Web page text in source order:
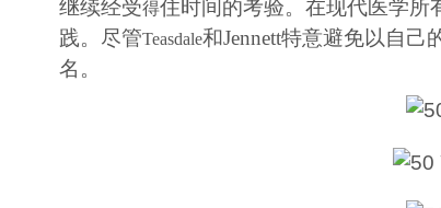
继续经受得住时间的考验。在现代医学所
践。尽管Teasdale和Jennett特意避免以自己
名。